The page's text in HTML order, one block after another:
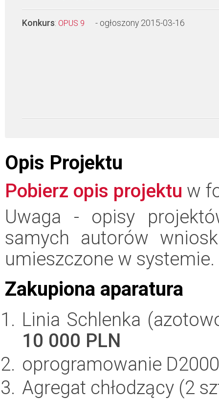
Konkurs: OPUS 9 - ogłoszony 2015-03-16
Opis Projektu
Pobierz opis projektu w
Uwaga - opisy
samych autorów
umieszczone w systemie.
Zakupiona aparatura
Linia Schlenka
10 000 PLN
oprogramowanie
Agregat chłodzący (2